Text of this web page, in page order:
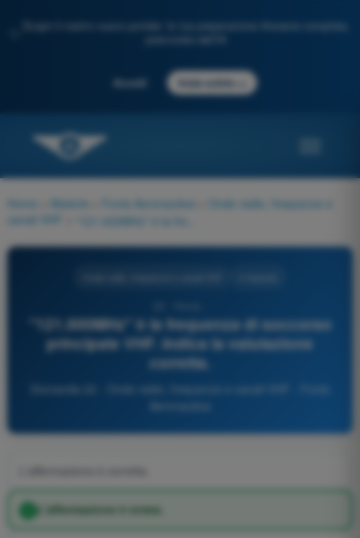
Scopri il nostro nuovo portale: la tua preparazione d'esame completa,
Accedi Inizia subito
Home Materie Fonia Aeronautica
Onde radio, frequenze e
canali VHF
"121.000MHz" è la frequenza di soccorso
principale VHF. Indica la valutazione
corretta.
L'affermazione è errata.